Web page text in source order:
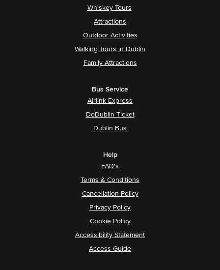
Whiskey Tours
Attractions
Outdoor Activities
Walking Tours in Dublin
Family Attractions
Bus Service
Airlink Express
DoDublin Ticket
Dublin Bus
Help
FAQ's
Terms & Conditions
Cancellation Policy
Privacy Policy
Cookie Policy
Accessibility Statement
Access Guide